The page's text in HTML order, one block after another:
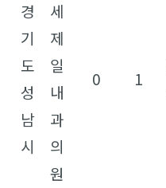
경
기
도
성
남
시
세
제
일
내
과
의
원
0 1